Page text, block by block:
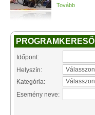
Tovább
PROGRAMKERESŐ
Időpont:
Helyszín:
Kategória:
Esemény neve: